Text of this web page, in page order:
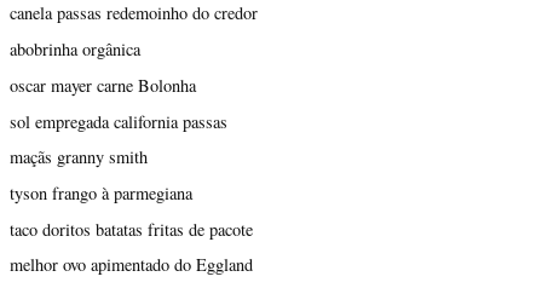
canela passas redemoinho do credor
abobrinha orgânica
oscar mayer carne Bolonha
sol empregada california passas
maçãs granny smith
tyson frango à parmegiana
taco doritos batatas fritas de pacote
melhor ovo apimentado do Eggland